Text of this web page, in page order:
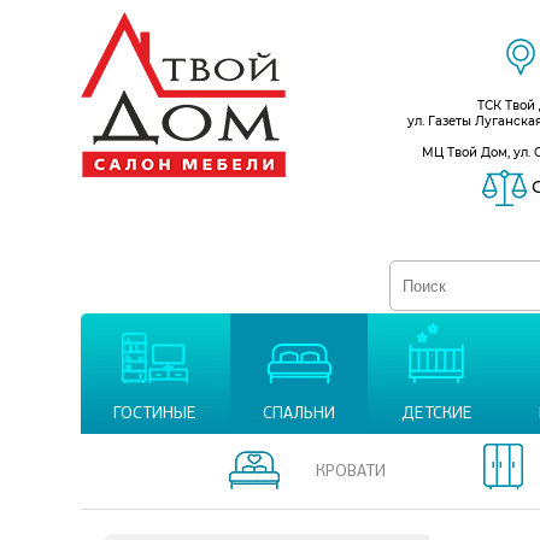
ТСК Твой
ул. Газеты
МЦ Твой Дом, ул.
ГОСТИНЫЕ СПАЛЬНИ ДЕТСКИЕ
КРОВАТИ